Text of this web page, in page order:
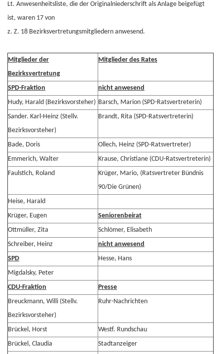
Lt. Anwesenheitsliste, die der Originalniederschrift als Anlage beigefügt
ist, waren 17 von
z. Z. 18 Bezirksvertretungsmitgliedern anwesend.
Mitglieder der
Bezirksvertretung
Mitglieder des Rates
SPD-Fraktion
nicht anwesend
Hudy, Harald (Bezirksvorsteher) Barsch, Marion (SPD-Ratsvertreterin)
Sander. Karl-Heinz (Stellv.
Bezirksvorsteher)
Brandt, Rita (SPD-Ratsvertreterin)
Bade, Doris
Ollech, Heinz (SPD-Ratsvertreter)
Emmerich, Walter
Krause, Christiane (CDU-Ratsvertreterin)
Faulstich, Roland
Krüger, Mario, (Ratsvertreter Bündnis
90/Die Grünen)
Heise, Harald
Krüger, Eugen
Seniorenbeirat
Ottmüller, Zita
Schlömer, Elisabeth
Schreiber, Heinz
nicht anwesend
SPD
Hesse, Hans
Migdalsky, Peter
CDU-Fraktion
Presse
Breuckmann, Willi (Stellv.
Bezirksvorsteher)
Ruhr-Nachrichten
Brückel, Horst
Westf. Rundschau
Brückel, Claudia
Stadtanzeiger